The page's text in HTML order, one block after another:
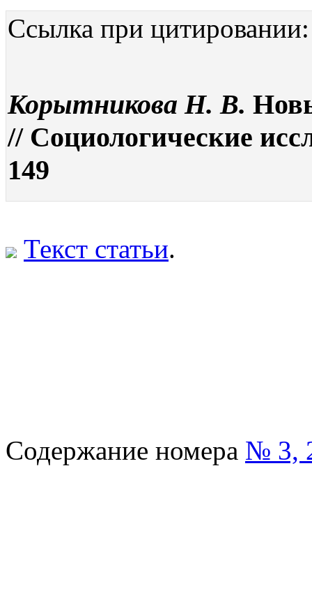
Ссылка при цитировании:
Корытникова Н. В.
// Социологические
149
Текст статьи.
Содержание номера № 3,